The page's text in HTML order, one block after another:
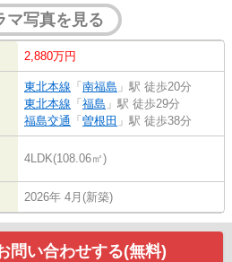
マ写真を見る
2,880万円
東北本線 「 南福島 」駅 徒歩20分
東北本線 「 福島 」駅 徒歩29分
福島交通 「 曽根田 」駅 徒歩38分
4LDK(108.06㎡)
2026年 4月(新築)
問い合わせする(無料)